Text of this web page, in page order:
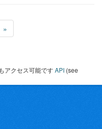
»
アクセス可能ですAPI (see